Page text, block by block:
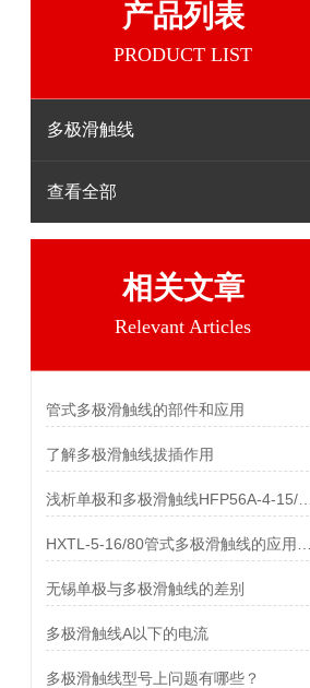
产品列表
PRODUCT LIST
多极滑触线
查看全部
相关文章
Relevant Articles
管式多极滑触线的部件和应用
了解多极滑触线拔插作用
无锡单极与多极滑触线的差别
多极滑触线A以下的电流
多极滑触线型号上问题有哪些？